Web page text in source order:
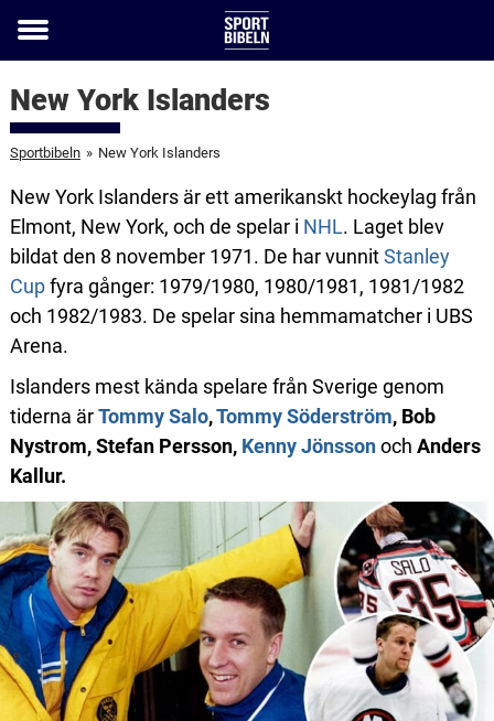
Toggle
New York Islanders
Sportbibeln » New York Islanders
New York Islanders är ett amerikanskt hockeylag från
Elmont, New York, och de spelar i NHL. Laget blev
bildat den 8 november 1971. De har vunnitStanley
Cupfyra gånger: 1979/1980, 1980/1981, 1981/1982
och 1982/1983. De spelar sina hemmamatcher i UBS
Arena.
Islanders mest kända spelare från Sverige genom
tiderna ärTommy Salo,Tommy Söderström, Bob
Nystrom, Stefan Persson, Kenny Jönssonoch Anders
Kallur.